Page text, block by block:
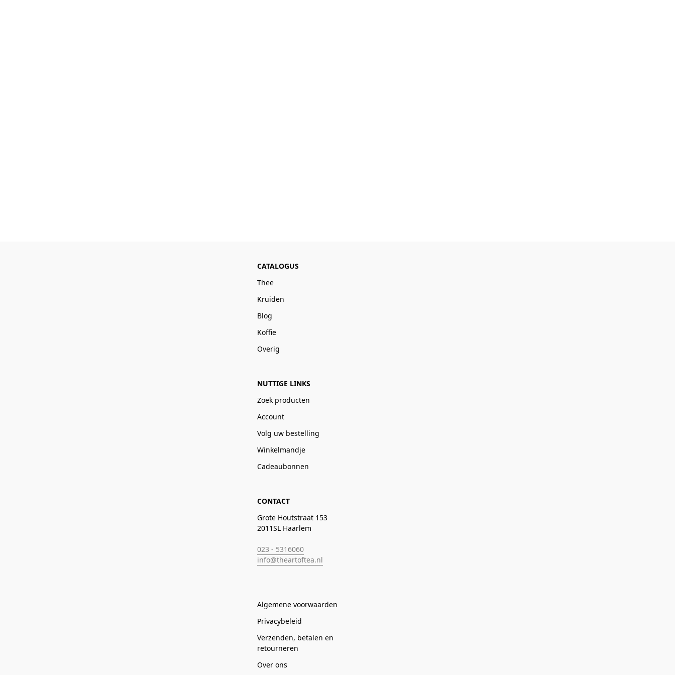
CATALOGUS
Thee
Kruiden
Blog
Koffie
Overig
NUTTIGE LINKS
Zoek producten
Account
Volg uw bestelling
Winkelmandje
Cadeaubonnen
CONTACT
Grote Houtstraat 153
2011SL Haarlem
023 - 5316060
info@theartoftea.nl
Algemene voorwaarden
Privacybeleid
Verzenden, betalen en
retourneren
Over ons